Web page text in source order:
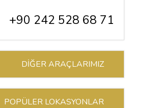
+90 242 528 68 71
DİĞER ARAÇLARIMIZ
POPÜLER LOKASYONLAR